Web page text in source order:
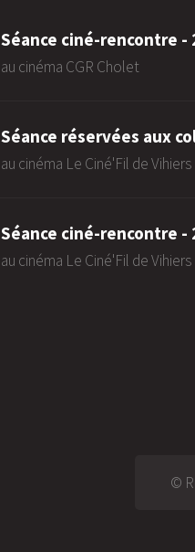
Séance ciné-rencontre -
au cinéma CGR Cholet
Séance réservées aux
au cinéma Le Ciné'Fil de
Séance ciné-rencontre -
au cinéma Le Ciné'Fil de
©